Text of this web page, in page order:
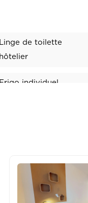
Linge de toilette
hôtelier
Frigo individuel